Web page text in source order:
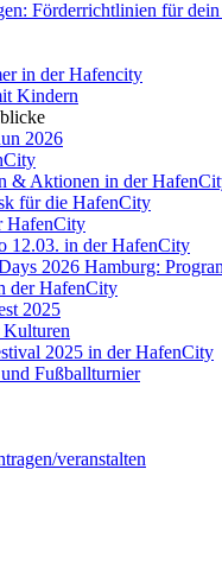
Förderrichtlinien für
in der Hafencity
Kindern
2026
& Aktionen in der
für die HafenCity
HafenCity
12.03. in der HafenCity
2026 Hamburg:
der HafenCity
2025
2025 in der HafenCity
Fußballturnier
veranstalten